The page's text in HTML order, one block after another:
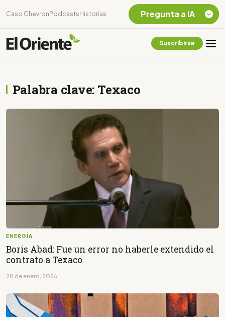
Caso Chevron Podcasts Historias
Suscribirse
Palabra clave: Texaco
ENERGÍA
Boris Abad: Fue un error no haberle extendido el
contrato a Texaco
28 de enero, 2026
Pregunta a IA
Amazonia Ecuatoriana